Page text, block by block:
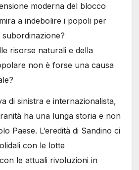
moderna del blocco
a indebolire i popoli per
risorse naturali e della
non è forse una causa
di sinistra e internazionalista,
ha una lunga storia e non
Paese. L’eredità di Sandino ci
con le lotte
le attuali rivoluzioni in